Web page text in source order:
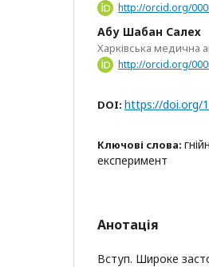
http://orcid.org/
Абу Шабан Салех
Харківська медична
http://orcid.org/
DOI: https://doi.org/
Ключові слова:
експеримент
Анотація
Вступ. Широке